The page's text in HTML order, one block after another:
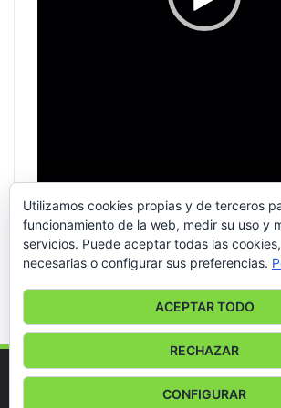
© 2026 - ACTIVA HITS RADIO. All
Utilizamos cookies propias y de terceros
funcionamiento de la web, medir su uso y
servicios. Puede aceptar todas las
necesarias o configurar sus preferencias.
ACEPTAR TODO
RECHAZAR
CONFIGURAR